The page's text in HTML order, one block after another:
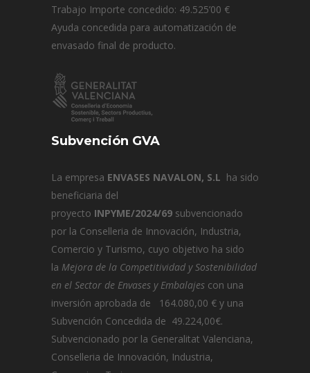
Trabajo Importe concedido: 49.525’00 €
Ayuda concedida para automatización de
envasado final de producto.
Subvención GVA
La empresa ENVASES NAVALON, S.L ha sido
beneficiaria del
proyecto INPYME/2024/69 subvencionado
por la Conselleria de Innovación, Industria,
Comercio y Turismo, cuyo objetivo ha sido
la Mejora de la Competitividad y Sostenibilidad
en el Sector de Envases y Embalajes con una
inversión aprobada de 164.080,00 € y una
Subvención Concedida de 49.224,00€.
Subvencionado por la Generalitat Valenciana,
Conselleria de Innovación, Industria,